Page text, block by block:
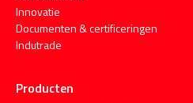
Innovatie
Documenten & certificeringen
Indutrade
Producten